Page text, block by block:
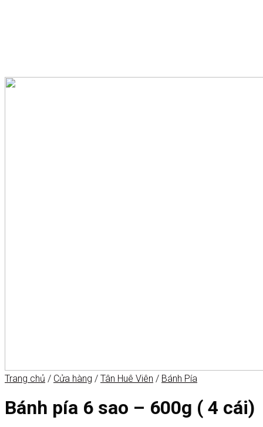
Trang chủ / Cửa hàng / Tân Huê Viên / Bánh Pía
Bánh pía 6 sao – 600g ( 4 cái)